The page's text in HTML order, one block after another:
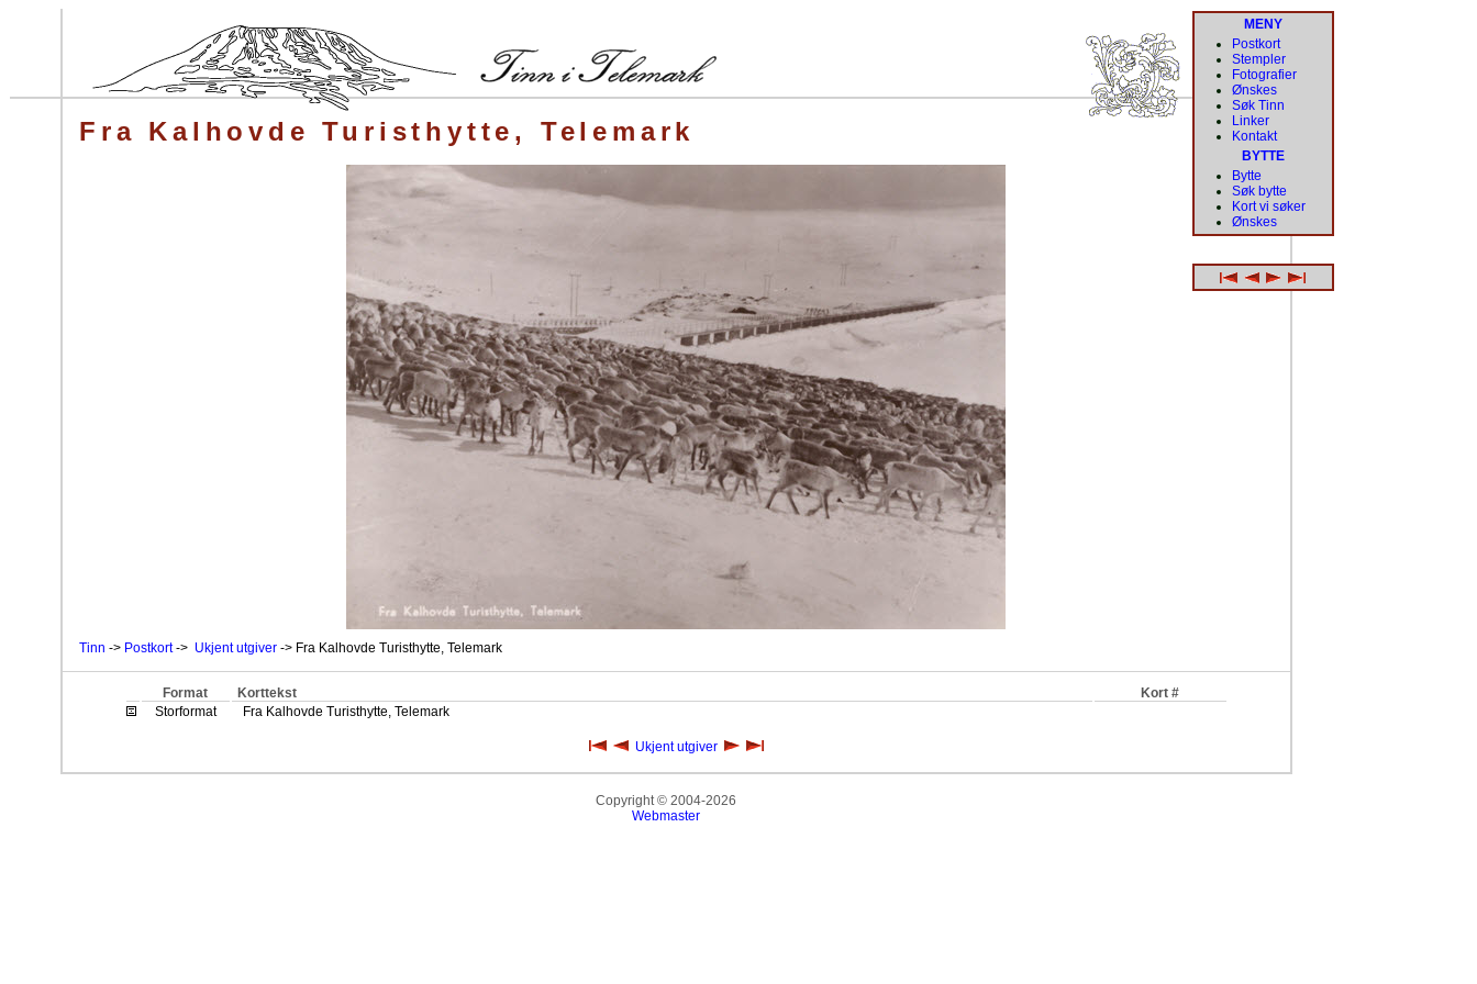
Fra Kalhovde Turisthytte, Telemark
Tinn -> Postkort-> Ukjent utgiver -> Fra Kalhovde Turisthytte, Telemark
Format Korttekst
Kort #
Storformat
Fra Kalhovde Turisthytte, Telemark
Ukjent utgiver
MENY
Postkort
Stempler
Fotografier
Ønskes
Søk Tinn
Linker
Kontakt
BYTTE
Bytte
Søk bytte
Kort vi søker
Ønskes
Copyright © 2004-2026
Webmaster